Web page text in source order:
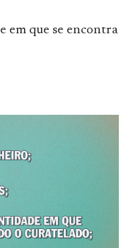
em que se encontra